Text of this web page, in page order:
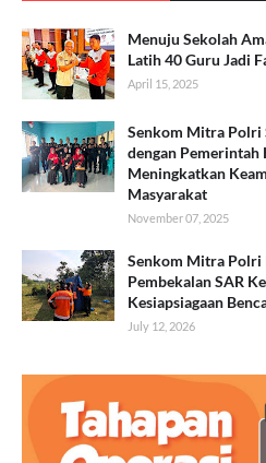
Menuju Sekolah
Latih 40 Guru Jadi
April 15, 2025
Senkom Mitra Polri
dengan Pemerintah
Meningkatkan
Masyarakat
November 07, 2025
Senkom Mitra Polri
Pembekalan SAR
Kesiapsiagaan
July 12, 2026